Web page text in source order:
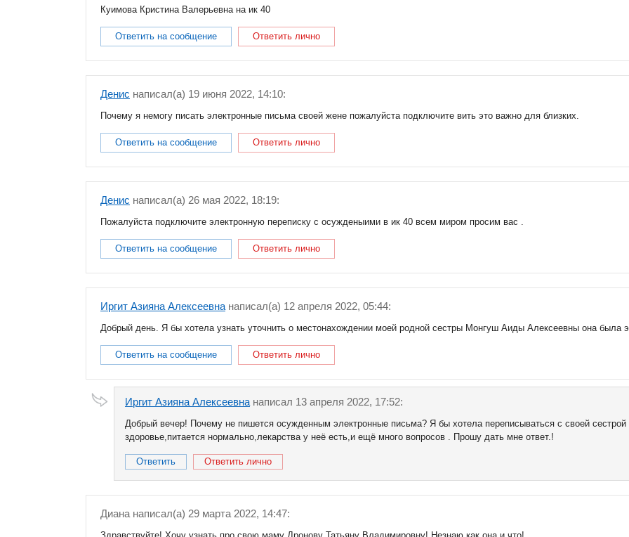
Куимова Кристина Валерьевна на ик 40
Ответить на сообщение Ответить лично
Денис написал(a) 19 июня 2022, 14:10:
Почему я немогу писать электронные письма своей жене пожалуйста подключите вить это важно для близких.
Ответить на сообщение Ответить лично
Денис написал(a) 26 мая 2022, 18:19:
Пожалуйста подключите электронную переписку с осужденыими в ик 40 всем миром просим вас .
Ответить на сообщение Ответить лично
Иргит Азияна Алексеевна написал(a) 12 апреля 2022, 05:44:
Добрый день. Я бы хотела узнать уточнить о местонахождении моей родной сестры Монгуш Аиды Алексеевны она была
Ответить на сообщение Ответить лично
Иргит Азияна Алексеевна написал 13 апреля 2022, 17:52:
Добрый вечер! Почему не пишется осужденным электронные письма? Я бы хотела переписываться с своей сестрой
здоровье,питается нормально,лекарства у неё есть,и ещё много вопросов . Прошу дать мне ответ.!
Ответить Ответить лично
Диана написал(a) 29 марта 2022, 14:47: